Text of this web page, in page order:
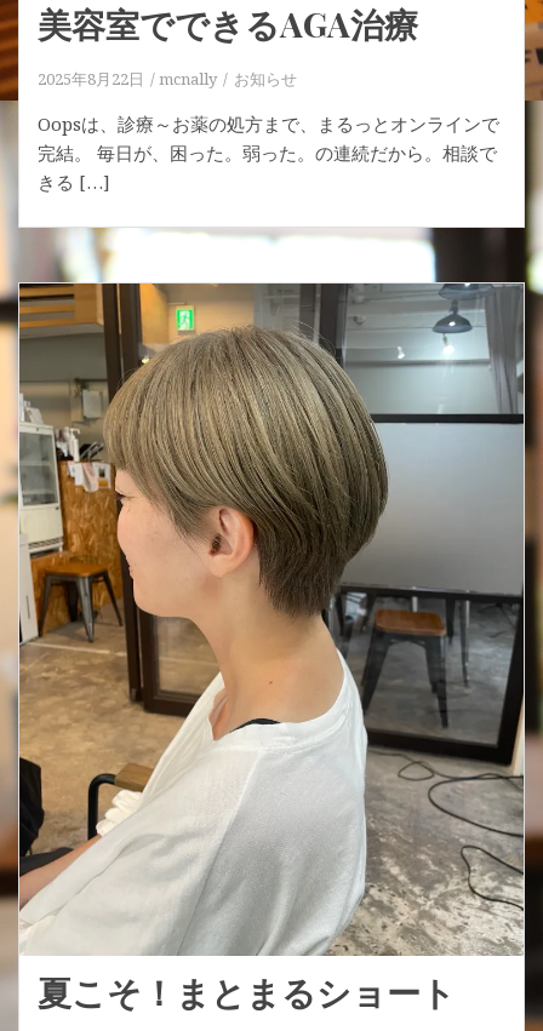
美容室でできるAGA治療
2025年8月22日 mcnally お知らせ
Oopsは、診療～お薬の処方まで、まるっとオンラインで
完結。 毎日が、困った。弱った。の連続だから。相談で
きる […]
夏こそ！まとまるショート